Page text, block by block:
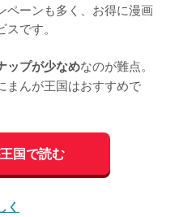
ペーンも多く、お得に漫画
です。
ップが少なめなのが難点。
まんが王国はおすすめで
国で読む
く